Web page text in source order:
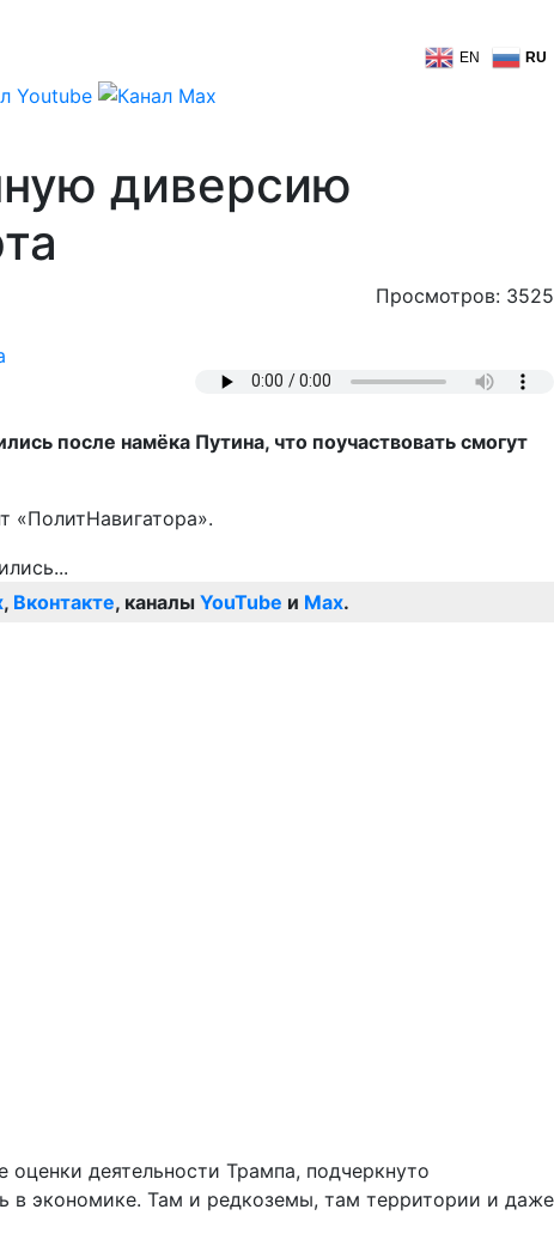
EN RU
диверсию
Просмотров: 3525
после намёка Путина, что поучаствовать смогут
«ПолитНавигатора».
, Вконтакте, каналы YouTube и Max.
деятельности Трампа, подчеркнуто
в экономике. Там и редкоземы, там территории и даже